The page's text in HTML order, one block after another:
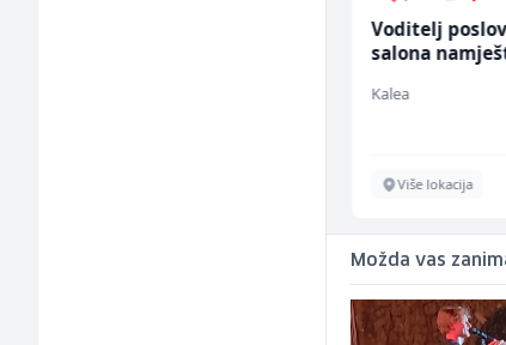
Voditelj
salona
Kalea
Više lokacija
Možda vas